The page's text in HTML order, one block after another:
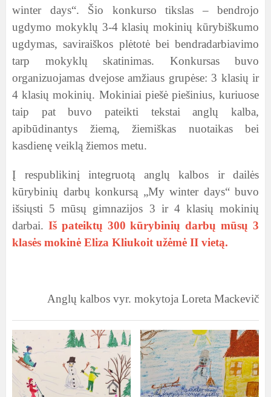
winter days“. Šio konkurso tikslas – bendrojo
ugdymo mokyklų 3-4 klasių mokinių kūrybiškumo
ugdymas, saviraiškos plėtotė bei bendradarbiavimo
tarp mokyklų skatinimas. Konkursas buvo
organizuojamas dvejose amžiaus grupėse: 3 klasių ir
4 klasių mokinių. Mokiniai piešė piešinius, kuriuose
taip pat buvo pateikti tekstai anglų kalba,
apibūdinantys žiemą, žiemiškas nuotaikas bei
kasdienę veiklą žiemos metu.
Į respublikinį integruotą anglų kalbos ir dailės
kūrybinių darbų konkursą „My winter days“ buvo
išsiųsti 5 mūsų gimnazijos 3 ir 4 klasių mokinių
darbai. Iš pateiktų 300 kūrybinių darbų mūsų 3
klasės mokinė Eliza Kliukoit užėmė II vietą.
Anglų kalbos vyr. mokytoja Loreta Mackevič